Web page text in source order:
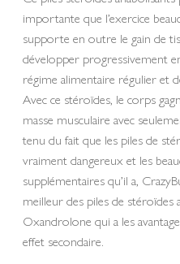
importante que l’exercice
supporte en outre le gain de
développer progressivement
régime alimentaire régulier et
Avec ce stéroïdes, le corps
masse musculaire avec
tenu du fait que les piles de
vraiment dangereux et les
supplémentaires qu’il a,
meilleur des piles de stéroïdes
Oxandrolone qui a les
effet secondaire.